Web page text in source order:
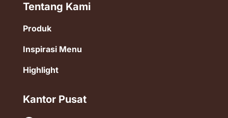
Tentang Kami
Produk
Inspirasi Menu
Highlight
Kantor Pusat